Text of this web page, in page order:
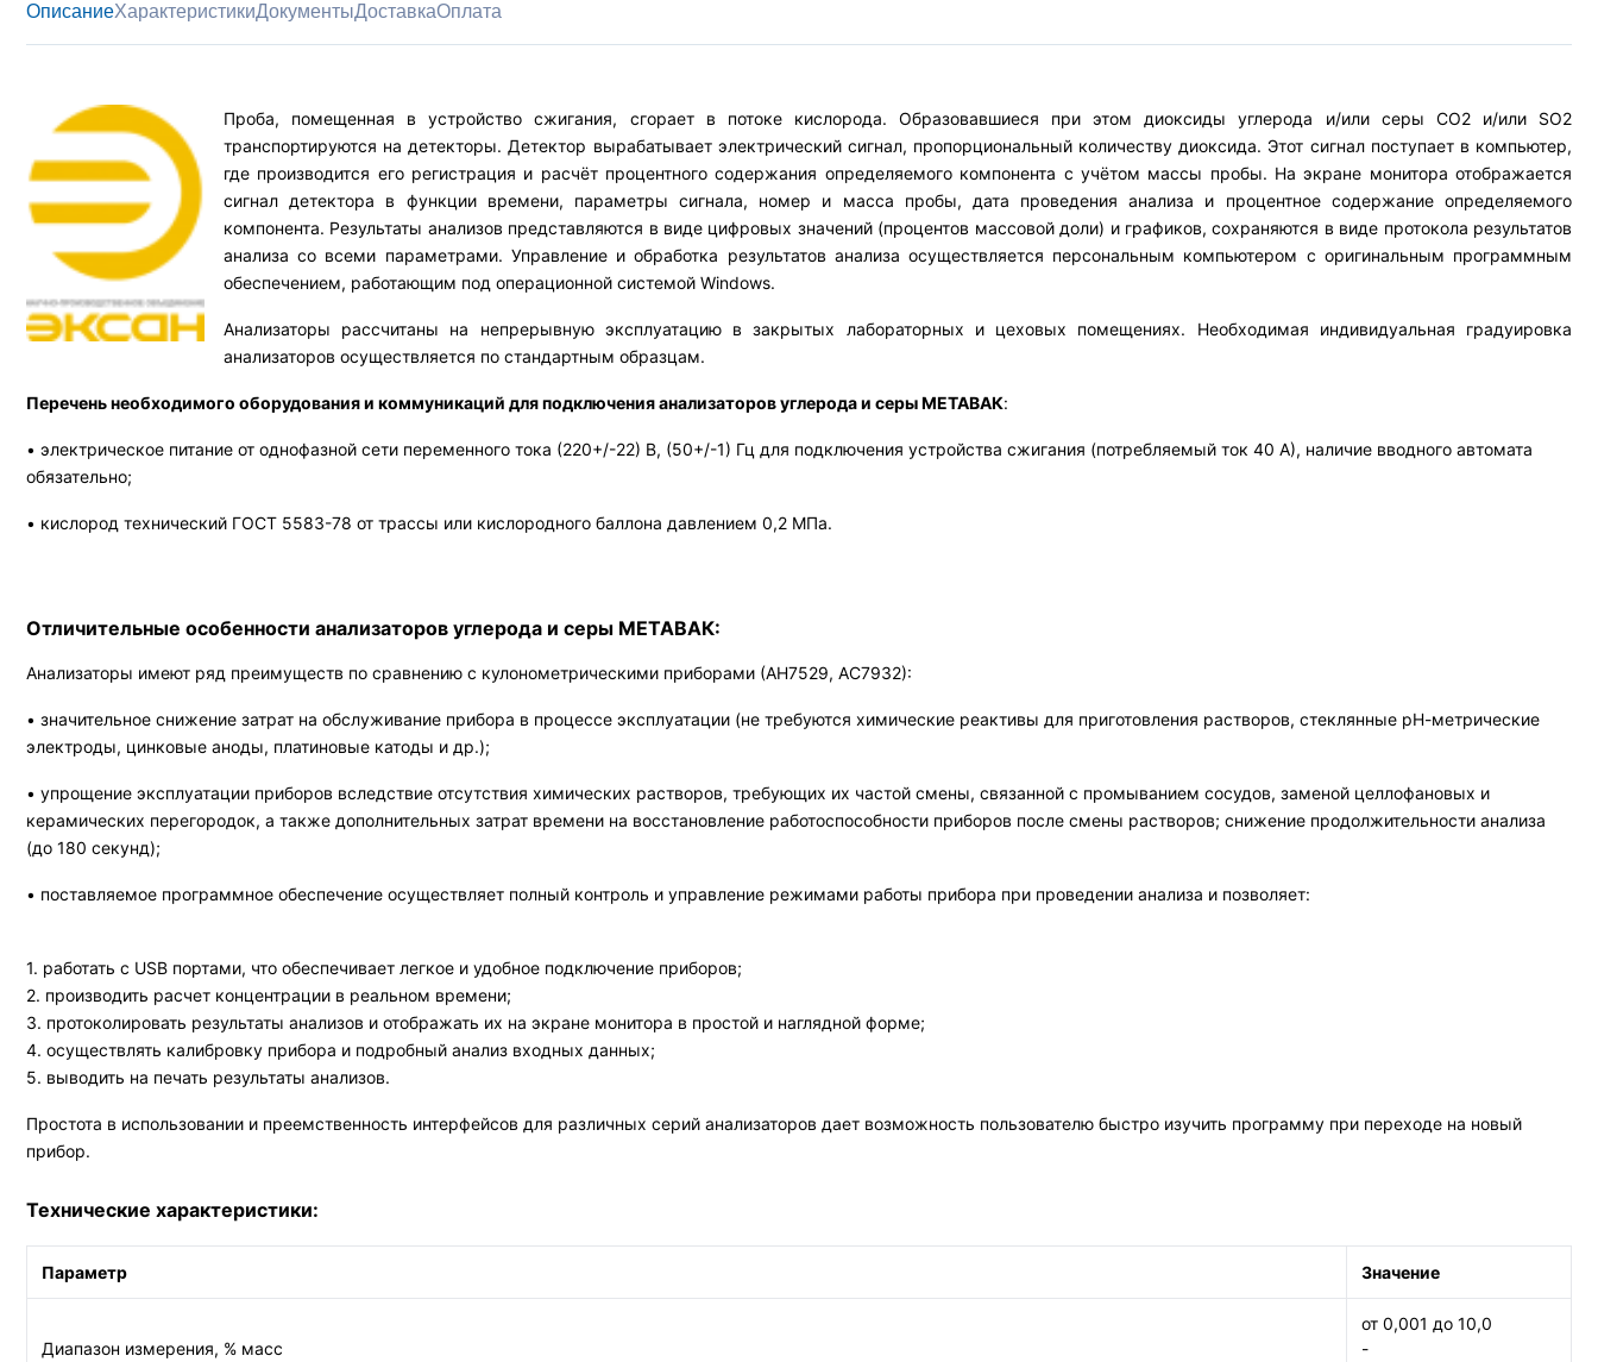
ОписаниеХарактеристикиДокументыДоставкаОплата
Проба, помещенная в устройство сжигания, сгорает в потоке кислорода. Образовавшиеся при этом диоксиды углерода и/или серы СО2 и/или SO2
транспортируются на детекторы. Детектор вырабатывает электрический сигнал, пропорциональный количеству диоксида. Этот сигнал поступает в компьютер,
где производится его регистрация и расчёт процентного содержания определяемого компонента с учётом массы пробы. На экране монитора отображается
сигнал детектора в функции времени, параметры сигнала, номер и масса пробы, дата проведения анализа и процентное содержание определяемого
компонента. Результаты анализов представляются в виде цифровых значений (процентов массовой доли) и графиков, сохраняются в виде протокола результатов
анализа со всеми параметрами. Управление и обработка результатов анализа осуществляется персональным компьютером с оригинальным программным
обеспечением, работающим под операционной системой Windows.
Анализаторы рассчитаны на непрерывную эксплуатацию в закрытых лабораторных и цеховых помещениях. Необходимая индивидуальная градуировка
анализаторов осуществляется по стандартным образцам.
Перечень необходимого оборудования и коммуникаций для подключения анализаторов углерода и серы МЕТАВАК:
• электрическое питание от однофазной сети переменного тока (220+/-22) В, (50+/-1) Гц для подключения устройства сжигания (потребляемый ток 40 А), наличие вводного автомата
обязательно;
• кислород технический ГОСТ 5583-78 от трассы или кислородного баллона давлением 0,2 МПа.
Отличительные особенности анализаторов углерода и серы МЕТАВАК:
Анализаторы имеют ряд преимуществ по сравнению с кулонометрическими приборами (АН7529, АС7932):
• значительное снижение затрат на обслуживание прибора в процессе эксплуатации (не требуются химические реактивы для приготовления растворов, стеклянные рН-метрические
электроды, цинковые аноды, платиновые катоды и др.);
• упрощение эксплуатации приборов вследствие отсутствия химических растворов, требующих их частой смены, связанной с промыванием сосудов, заменой целлофановых и
керамических перегородок, а также дополнительных затрат времени на восстановление работоспособности приборов после смены растворов; снижение продолжительности анализа
(до 180 секунд);
• поставляемое программное обеспечение осуществляет полный контроль и управление режимами работы прибора при проведении анализа и позволяет:
1. работать с USB портами, что обеспечивает легкое и удобное подключение приборов;
2. производить расчет концентрации в реальном времени;
3. протоколировать результаты анализов и отображать их на экране монитора в простой и наглядной форме;
4. осуществлять калибровку прибора и подробный анализ входных данных;
5. выводить на печать результаты анализов.
Простота в использовании и преемственность интерфейсов для различных серий анализаторов дает возможность пользователю быстро изучить программу при переходе на новый
прибор.
Технические характеристики:
Параметр Значение
Диапазон измерения, % масс
от 0,001 до 10,0
-